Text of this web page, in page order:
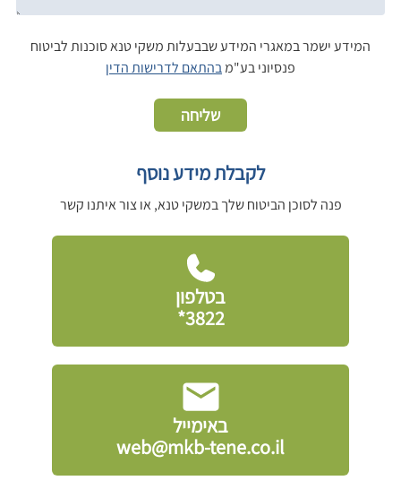
המידע ישמר במאגרי המידע שבבעלות משקי טנא סוכנות לביטוח
פנסיוני בע"מבהתאם לדרישות הדין
שליחה
לקבלת מידע נוסף
פנה לסוכן הביטוח שלך במשקי טנא, או צור איתנו קשר
בטלפון
3822*
באימייל
web@mkb-tene.co.il